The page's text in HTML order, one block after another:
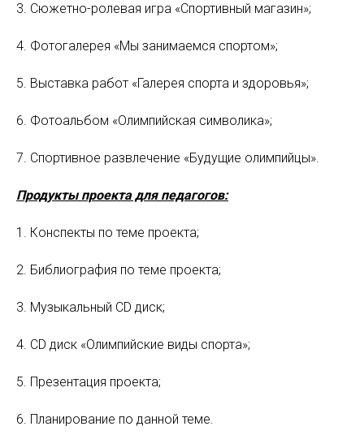
3. Сюжетно-ролевая игра «Спортивный магазин»;
4. Фотогалерея «Мы занимаемся спортом»;
5. Выставка работ «Галерея спорта и здоровья»;
6. Фотоальбом «Олимпийская символика»;
7. Спортивное развлечение «Будущие олимпийцы».
Продукты проекта для педагогов:
1. Конспекты по теме проекта;
2. Библиография по теме проекта;
3. Музыкальный CD диск;
4. CD диск «Олимпийские виды спорта»;
5. Презентация проекта;
6. Планирование по данной теме.